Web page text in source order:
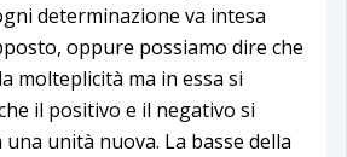
determinazione va intesa
oppure possiamo dire che
molteplicità ma in essa si
il positivo e il negativo si
unità nuova. La basse della